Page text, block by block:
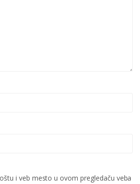
i veb mesto u ovom pregledaču veba